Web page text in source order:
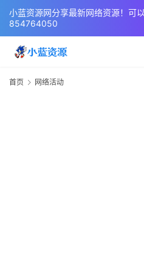
小蓝资源网分享最新网络资源！可
854764050
首页 网络活动